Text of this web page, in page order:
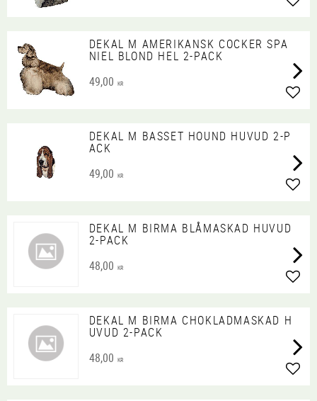
DEKAL M AMERIKANSK COCKER SPA
NIEL BLOND HEL 2-PACK
49,00 KR
DEKAL M BASSET HOUND HUVUD 2-P
ACK
49,00 KR
DEKAL M BIRMA BLÅMASKAD HUVUD
2-PACK
48,00 KR
DEKAL M BIRMA CHOKLADMASKAD H
UVUD 2-PACK
48,00 KR